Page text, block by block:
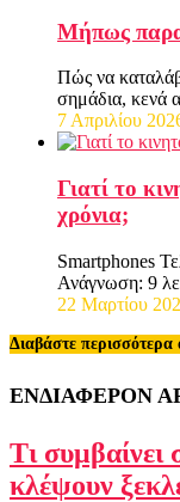
Μήπως
Πώς να
σημάδια, κενά
7 Απριλίου
Γιατί το
χρόνια;
Smartphones
Ανάγνωση: 9
22 Μαρτίου
Διαβάστε
ΕΝΔΙΑΦΕΡΟΝ
Τι
κλέψουν